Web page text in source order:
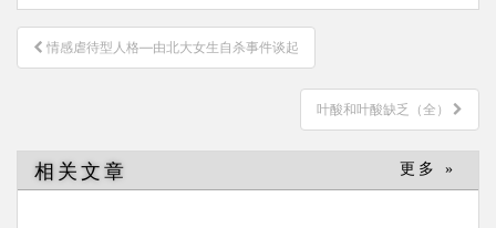
文
章
情感虐待型人格—由北大女生自杀事件谈起
叶酸和叶酸缺乏（全）
相关文章 更多 »